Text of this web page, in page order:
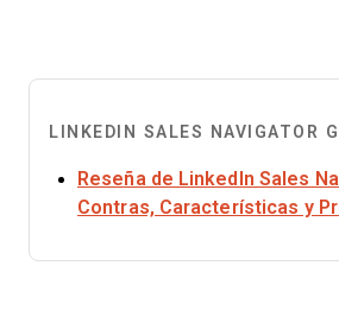
LINKEDIN SALES NAVIGATOR
Reseña de LinkedIn Sales
Contras, Características y